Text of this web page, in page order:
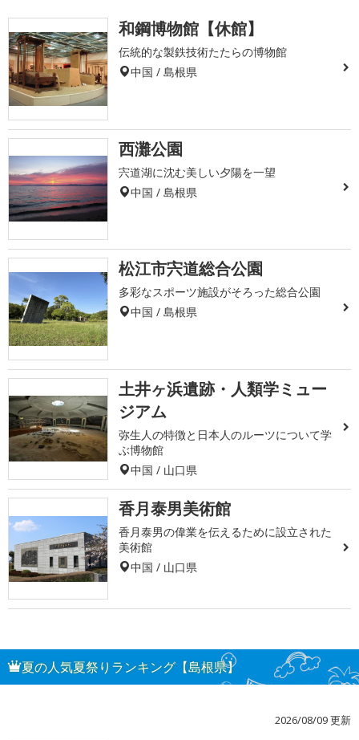
和鋼博物館【休館】
伝統的な製鉄技術たたらの博物館
中国 / 島根県
西灘公園
宍道湖に沈む美しい夕陽を一望
中国 / 島根県
松江市宍道総合公園
多彩なスポーツ施設がそろった総合公園
中国 / 島根県
土井ヶ浜遺跡・人類学ミュー
ジアム
弥生人の特徴と日本人のルーツについて学
ぶ博物館
中国 / 山口県
香月泰男美術館
香月泰男の偉業を伝えるために設立された
美術館
中国 / 山口県
夏の人気夏祭りランキング【島根県】
2026/08/09 更新